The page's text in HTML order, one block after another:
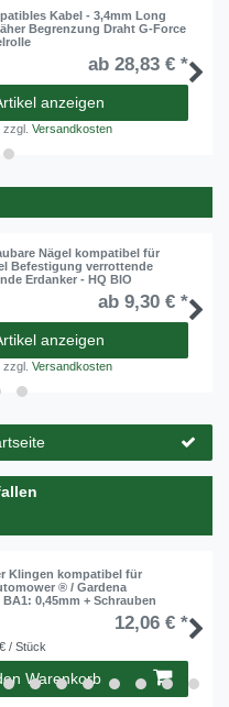
Kabel - 3,4mm Long
Begrenzung Draht G-Force
ab 28,83 € *
anzeigen
zzgl.Versandkosten
Nägel kompatibel für
Befestigung verrottende
Erdanker - HQ BIO
ab 9,30 € *
anzeigen
zzgl.Versandkosten
Klingen kompatibel für
® / Gardena
0,45mm + Schrauben
12,06 € *
/ Stück
Warenkorb